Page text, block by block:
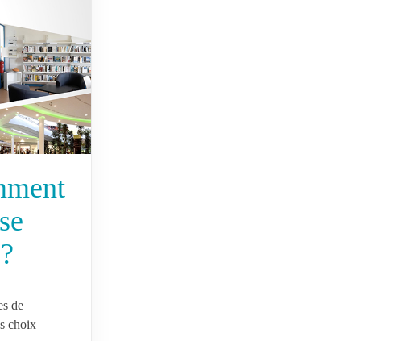
de
choix